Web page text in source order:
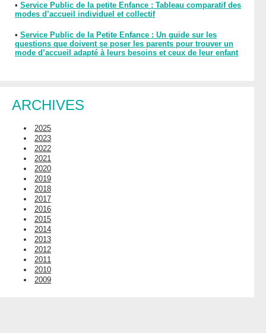
• Service Public de la petite Enfance : Tableau comparatif des
modes d’accueil individuel et collectif
• Service Public de la Petite Enfance : Un guide sur les
questions que doivent se poser les parents pour trouver un
mode d’accueil adapté à leurs besoins et ceux de leur enfant
ARCHIVES
2025
2023
2022
2021
2020
2019
2018
2017
2016
2015
2014
2013
2012
2011
2010
2009